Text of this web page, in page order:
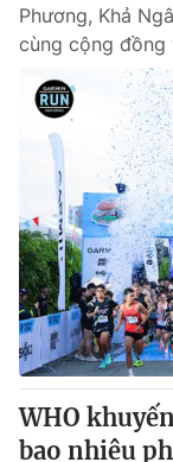
Phương, Khả
cùng cộng đồng
WHO
bao nhiêu